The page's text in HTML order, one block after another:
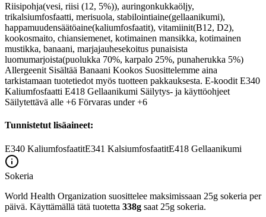
Riisipohja(vesi, riisi (12, 5%)), auringonkukkaöljy,
trikalsiumfosfaatti, merisuola, stabilointiaine(gellaanikumi),
happamuudensäätöaine(kaliumfosfaatit), vitamiinit(B12, D2),
kookosmaito, chiansiemenet, kotimainen mansikka, kotimainen
mustikka, banaani, marjajauhesekoitus punaisista
luomumarjoista(puolukka 70%, karpalo 25%, punaherukka 5%)
Allergeenit Sisältää Banaani Kookos Suosittelemme aina
tarkistamaan tuotetiedot myös tuotteen pakkauksesta. E-koodit E340
Kaliumfosfaatti E418 Gellaanikumi Säilytys- ja käyttöohjeet
Säilytettävä alle +6 Förvaras under +6
Tunnistetut lisäaineet:
E340 KaliumfosfaatitE341 KalsiumfosfaatitE418 Gellaanikumi
Sokeria
World Health Organization suosittelee maksimissaan 25g sokeria per
päivä. Käyttämällä tätä tuotetta 338g saat 25g sokeria.